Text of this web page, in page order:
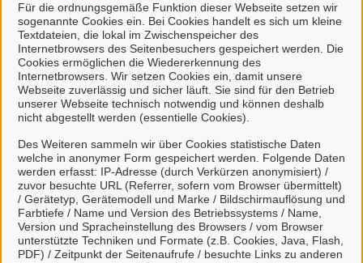
Für die ordnungsgemäße Funktion dieser Webseite setzen wir
sogenannte Cookies ein. Bei Cookies handelt es sich um kleine
Textdateien, die lokal im Zwischenspeicher des
Internetbrowsers des Seitenbesuchers gespeichert werden. Die
Cookies ermöglichen die Wiedererkennung des
Internetbrowsers. Wir setzen Cookies ein, damit unsere
Webseite zuverlässig und sicher läuft. Sie sind für den Betrieb
unserer Webseite technisch notwendig und können deshalb
nicht abgestellt werden (essentielle Cookies).
Des Weiteren sammeln wir über Cookies statistische Daten
welche in anonymer Form gespeichert werden. Folgende Daten
werden erfasst: IP-Adresse (durch Verkürzen anonymisiert) /
zuvor besuchte URL (Referrer, sofern vom Browser übermittelt)
/ Gerätetyp, Gerätemodell und Marke / Bildschirmauflösung und
Farbtiefe / Name und Version des Betriebssystems / Name,
Version und Spracheinstellung des Browsers / vom Browser
unterstützte Techniken und Formate (z.B. Cookies, Java, Flash,
PDF) / Zeitpunkt der Seitenaufrufe / besuchte Links zu anderen
Mein Unternehmenskonto ist ein zentrales Konto zur
Identifizierung von Organisationen, insbesondere:
Juristische Personen,
Vereinigungen, denen ein Recht zustehen
kann
natürliche Personen, die beruflich oder
gewerblich tätig sind.
Eine Nutzung ist aber auch durch Behörden im
Sinne von § 1 Abs. 4 Verwaltungsverfahrensgesetz
(VwVfG) möglich.